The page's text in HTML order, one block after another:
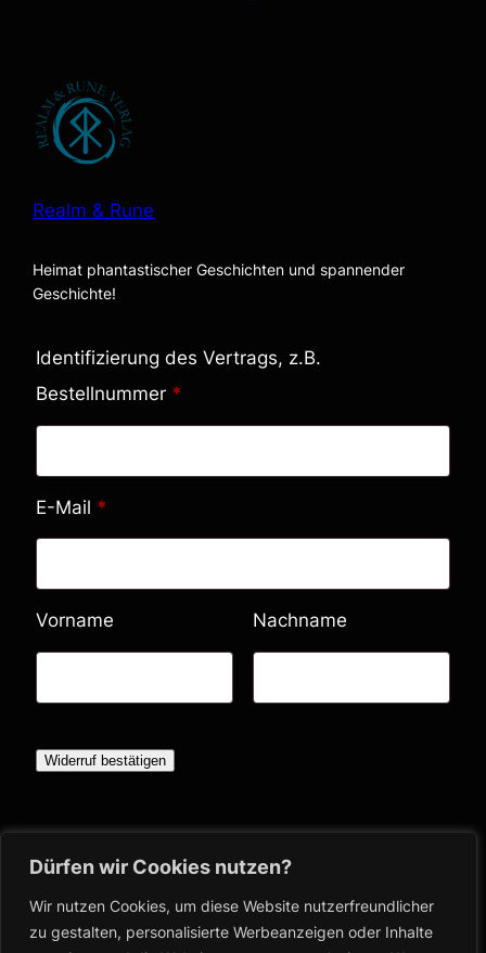
Dürfen wir Cookies nutzen?
Wir nutzen Cookies, um diese Website nutzerfreundlicher
zu gestalten, personalisierte Werbeanzeigen oder Inhalte
Realm & Rune
Heimat phantastischer Geschichten und spannender
Geschichte!
Identifizierung des Vertrags, z.B.
Bestellnummer *
E-Mail *
E
-
(
w
i
e
Vorname Nachname
Widerruf bestätigen
Blog
Ausschreibungen